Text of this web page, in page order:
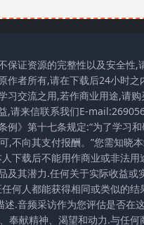
证资源的完整性以及安全性,
者所有,请在下载后24小时之
习交流之用,若作商业用途,请
,请来信联系我们E-
》第十七条规定:“为了学习
,不向其支付报酬。”您需知晓
下载后不能用作商业或非法
及其潜力.任何关于实际收益
何人都能获得相同或类似的
.音频采访作为您评估是否
奉献精神、渴望和动力.与任